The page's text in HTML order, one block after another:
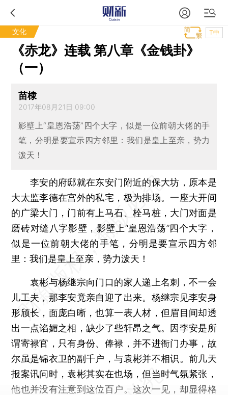
文化 T中
《赤龙》连载 第八章《金钱卦》
（一）
苗棣
2017年08月21日 09:00
影壁上“皇恩浩荡”四个大字，似是一位前朝大佬的手
笔，分明是要宣示四方邻里：我们是皇上至亲，势力
泼天！
李安的府邸就在东安门附近的保大坊，原本是
大太监李德在宫外的私宅，极为排场。一座大开间
的广梁大门，门前有上马石、栓马桩，大门对面是
磨砖对缝八字影壁，影壁上“皇恩浩荡”四个大字，
似是一位前朝大佬的手笔，分明是要宣示四方邻
里：我们是皇上至亲，势力泼天！
袁彬与杨继宗向门口的家人递上名刺，不一会
儿工夫，那李安竟亲自迎了出来。杨继宗见李安身
形颀长，面庞白晰，也算一表人材，但眉目间却透
出一点谄媚之相，缺少了些轩昂之气。因李安是所
谓寄禄官，只有身份、俸禄，并不进衙门办事，故
尔虽是锦衣卫的副千户，与袁彬并不相识。前几天
报案讯问时，袁彬其实在也场，但当时气氛紧张，
他也并没有注意到这位百户。这次一见，却显得格